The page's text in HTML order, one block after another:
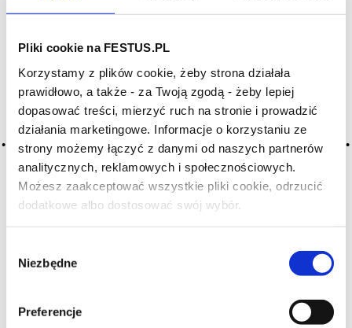
Pliki cookie na FESTUS.PL
Korzystamy z plików cookie, żeby strona działała
prawidłowo, a także - za Twoją zgodą - żeby lepiej
dopasować treści, mierzyć ruch na stronie i prowadzić
działania marketingowe. Informacje o korzystaniu ze
strony możemy łączyć z danymi od naszych partnerów
analitycznych, reklamowych i społecznościowych.
Możesz zaakceptować wszystkie pliki cookie, odrzucić
dodatkowe albo dostosować swój wybór.
zgody
Niezbędne
Preferencje
Czy masz ukończone 18 lat?
SZUKAJ W SŁOWNIKU
HASŁA ALFABETYCZNIE:
WYBIERZ LITERĘ ALFABETU PONIŻEJ:
A B C-Ć D E F G
H I J K L-Ł M N
O-Ó P Q R S-Ś T
U V W X-Y
Z-Ź-Ż
słownika nowych haseł. Jeśli jakis termin stwarza